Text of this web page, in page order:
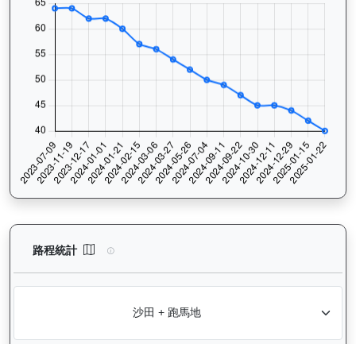
路程統計 快樂奇兵（H297）— 路程統計分析：查看香港